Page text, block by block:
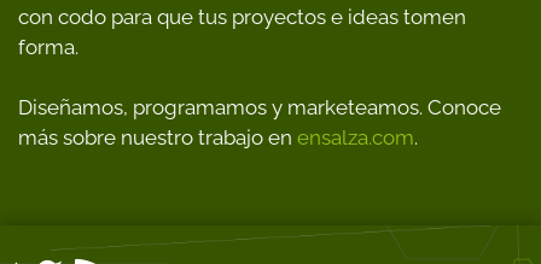
con codo para que tus proyectos e ideas tomen
forma.
Diseñamos, programamos y marketeamos. Conoce
más sobre nuestro trabajo en ensalza.com.